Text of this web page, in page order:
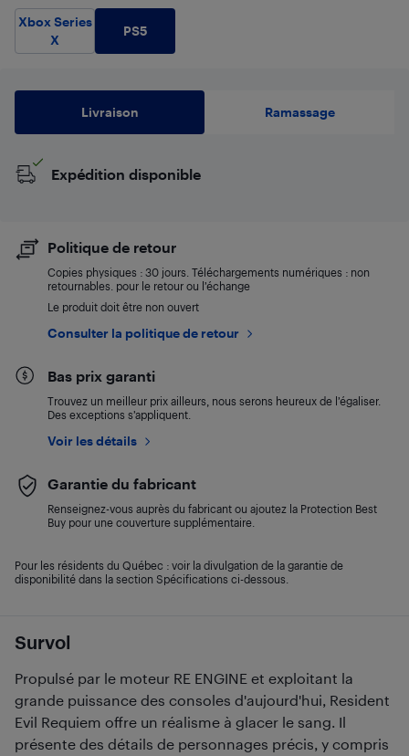
Survol
Propulsé par le moteur RE ENGINE et exploitant la
grande puissance des consoles d'aujourd'hui, Resident
Evil Requiem offre un réalisme à glacer le sang. Il
présente des détails de personnages précis, y compris
Xbox Series
X
PS5
Livraison Ramassage
Expédition disponible
Politique de retour
Copies physiques : 30 jours. Téléchargements numériques : non
retournables. pour le retour ou l’échange
Le produit doit être non ouvert
Consulter la politique de retour
Bas prix garanti
Trouvez un meilleur prix ailleurs, nous serons heureux de l’égaliser.
Des exceptions s’appliquent.
Voir les détails
Garantie du fabricant
Renseignez-vous auprès du fabricant ou ajoutez la Protection Best
Buy pour une couverture supplémentaire.
Pour les résidents du Québec : voir la divulgation de la garantie de
disponibilité dans la section Spécifications ci-dessous.